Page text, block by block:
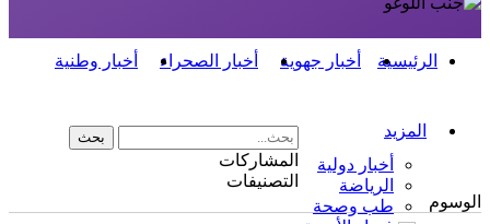
الرئيسية أخبار جهوية أخبار الصحراء أخبار وطنية
المزيد
أخبار دولية
الرياضة
طب وصحة
المشاركات
التصنيفات
الوسوم